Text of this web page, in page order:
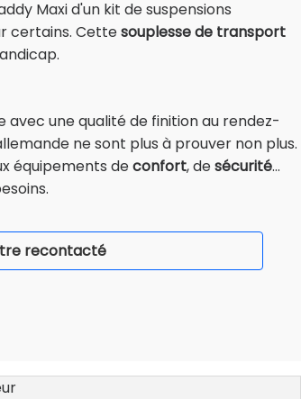
Maxi d'un kit de suspensions
certains. Cettesouplesse de transport
une qualité de finition au rendez-
ne sont plus à prouver non plus.
équipements deconfort, desécurité...
recontacté